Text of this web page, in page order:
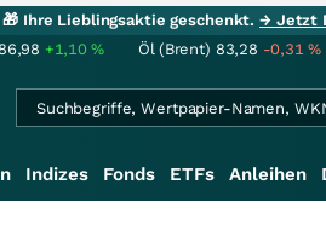
🎁 Ihre Lieblingsaktie geschenkt.→ Jetzt
+1,10% Öl (Brent) 83,28 -0,31%
Indizes Fonds ETFs Anleihen